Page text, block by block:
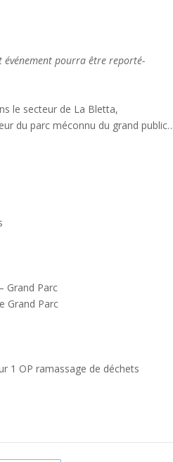
événement pourra être reporté-
le secteur de La Bletta,
du parc méconnu du grand
Grand Parc
Grand Parc
1 OP ramassage de déchets